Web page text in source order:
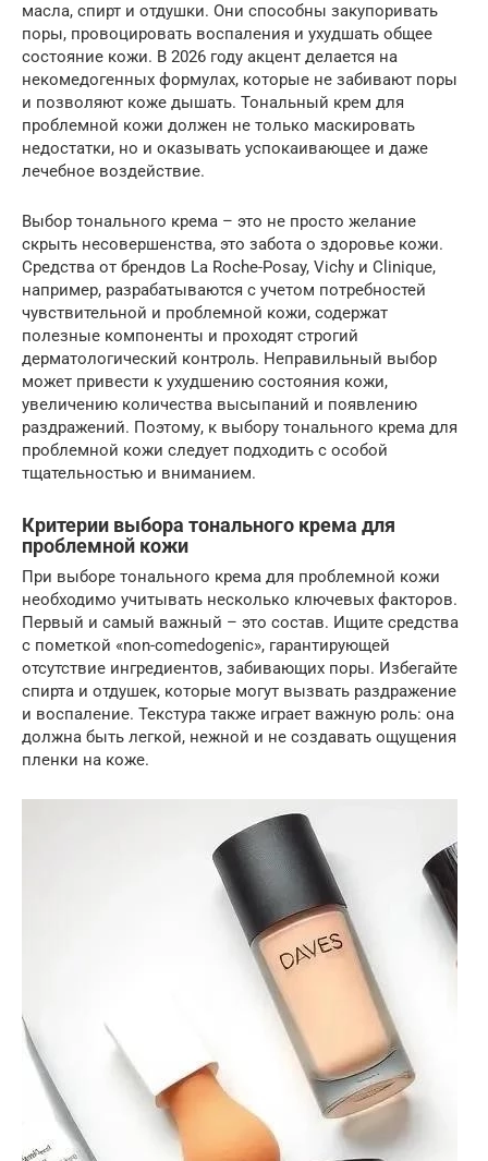
масла, спирт и отдушки. Они способны закупоривать
поры, провоцировать воспаления и ухудшать общее
состояние кожи. В 2026 году акцент делается на
некомедогенных формулах, которые не забивают поры
и позволяют коже дышать. Тональный крем для
проблемной кожи должен не только маскировать
недостатки, но и оказывать успокаивающее и даже
лечебное воздействие.
Выбор тонального крема – это не просто желание
скрыть несовершенства, это забота о здоровье кожи.
Средства от брендов La Roche-Posay, Vichy и Clinique,
например, разрабатываются с учетом потребностей
чувствительной и проблемной кожи, содержат
полезные компоненты и проходят строгий
дерматологический контроль. Неправильный выбор
может привести к ухудшению состояния кожи,
увеличению количества высыпаний и появлению
раздражений. Поэтому, к выбору тонального крема для
проблемной кожи следует подходить с особой
тщательностью и вниманием.
Критерии выбора тонального крема для
проблемной кожи
При выборе тонального крема для проблемной кожи
необходимо учитывать несколько ключевых факторов.
Первый и самый важный – это состав. Ищите средства
с пометкой «non-comedogenic», гарантирующей
отсутствие ингредиентов, забивающих поры. Избегайте
спирта и отдушек, которые могут вызвать раздражение
и воспаление. Текстура также играет важную роль: она
должна быть легкой, нежной и не создавать ощущения
пленки на коже.